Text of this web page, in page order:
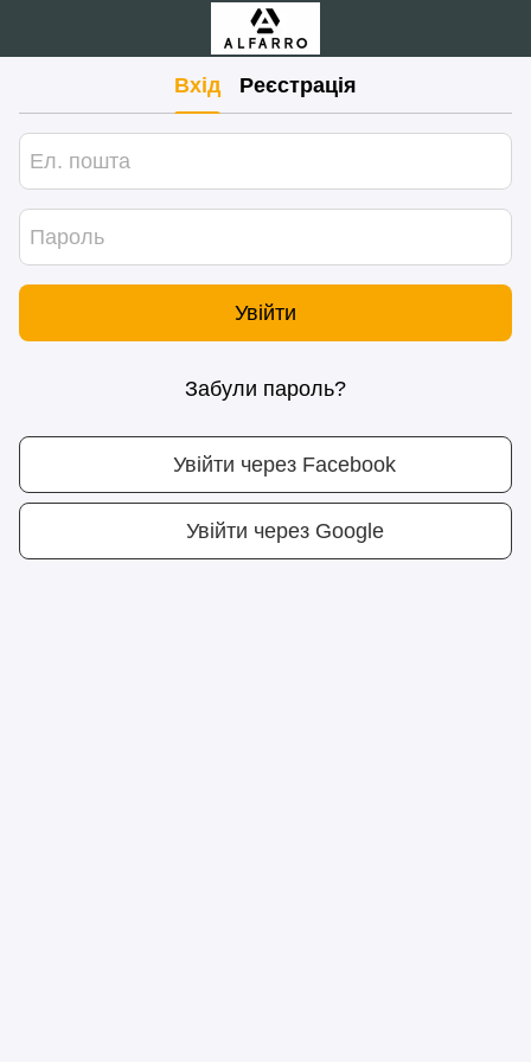
Вхід Реєстрація
Увійти
Забули пароль?
Увійти через Facebook
Увійти через Google